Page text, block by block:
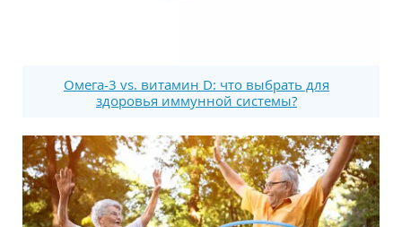
Омега-3 vs. витамин D: что выбрать для
здоровья иммунной системы?